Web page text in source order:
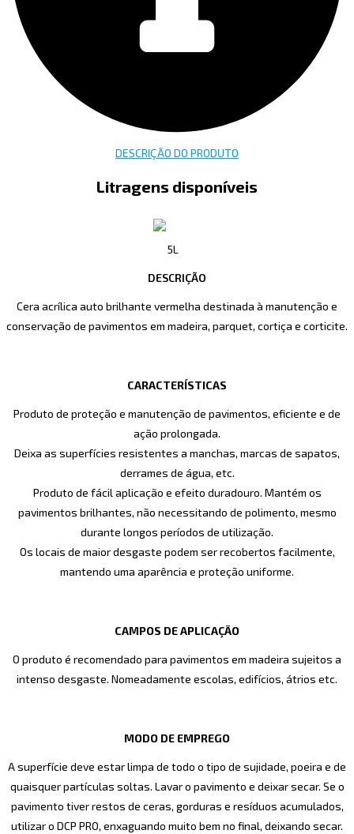
DESCRIÇÃO DO PRODUTO
Litragens disponíveis
5L
DESCRIÇÃO
Cera acrílica auto brilhante vermelha destinada à manutenção e
conservação de pavimentos em madeira, parquet, cortiça e corticite.
CARACTERÍSTICAS
Produto de proteção e manutenção de pavimentos, eficiente e de
ação prolongada.
Deixa as superfícies resistentes a manchas, marcas de sapatos,
derrames de água, etc.
Produto de fácil aplicação e efeito duradouro. Mantém os
pavimentos brilhantes, não necessitando de polimento, mesmo
durante longos períodos de utilização.
Os locais de maior desgaste podem ser recobertos facilmente,
mantendo uma aparência e proteção uniforme.
CAMPOS DE APLICAÇÃO
O produto é recomendado para pavimentos em madeira sujeitos a
intenso desgaste. Nomeadamente escolas, edifícios, átrios etc.
MODO DE EMPREGO
A superfície deve estar limpa de todo o tipo de sujidade, poeira e de
quaisquer partículas soltas. Lavar o pavimento e deixar secar. Se o
pavimento tiver restos de ceras, gorduras e resíduos acumulados,
utilizar o DCP PRO, enxaguando muito bem no final, deixando secar.